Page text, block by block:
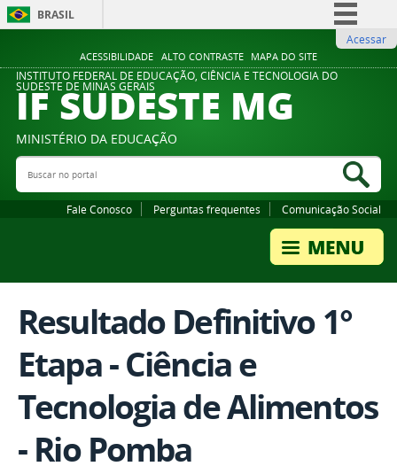
ACESSIBILIDADE ALTO CONTRASTE MAPA DO SITE
BRASIL
Comunica BR
Participe
Legislação
Acessar
INSTITUTO FEDERAL DE EDUCAÇÃO, CIÊNCIA E TECNOLOGIA DO
SUDESTE DE MINAS GERAIS
IF SUDESTE MG
MINISTÉRIO DA EDUCAÇÃO
Buscar no portal
Fale Conosco Perguntas frequentes Comunicação Social
Resultado Definitivo 1°
Etapa - Ciência e
Tecnologia de Alimentos
- Rio Pomba